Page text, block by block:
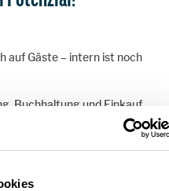
auf Gäste – intern ist noch
Buchhaltung und Einkauf
behandelt.